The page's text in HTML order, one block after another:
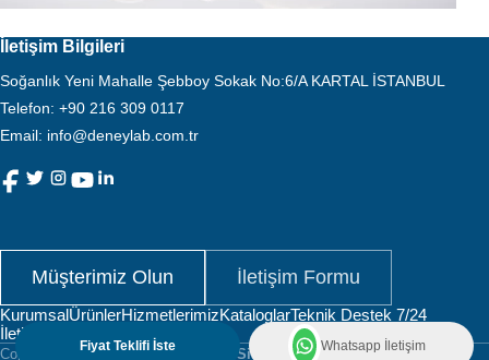
İletişim Bilgileri
Soğanlık Yeni Mahalle Şebboy Sokak No:6/A KARTAL İSTANBUL
Telefon: +90 216 309 0117
Email: info@deneylab.com.tr
Müşterimiz Olun İletişim Formu
KurumsalÜrünlerHizmetlerimizKataloglarTeknik Destek 7/24
İletişim
Copyright © 2025 Deneylab Analiz - Sistemleri Mümessillik ve
Fiyat Teklifi İste Whatsapp İletişim